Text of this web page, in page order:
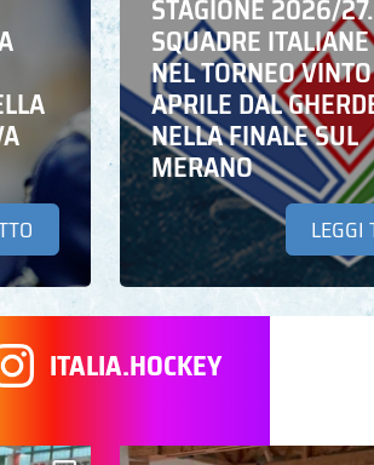
STAGIONE 2026/
SQUADRE
NEL TORNEO
APRILE DAL
NELLA FINALE SUL
MERANO
LEGGI
ITALIA.HOCKEY